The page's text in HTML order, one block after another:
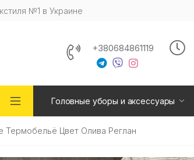
№1 в Украине
+380684861119
Головные уборы и аксессуары
Термобельё Цвет Олива Реглан